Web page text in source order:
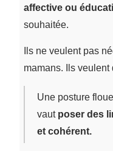
affective ou
souhaitée.
Ils ne veulent pas
mamans. Ils veulent
Une posture
vaut poser des
et cohérent.